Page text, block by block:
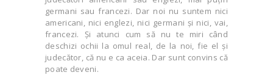
germani sau francezi. Dar noi nu suntem nici
americani, nici englezi, nici germani şi nici, vai,
francezi. Şi atunci cum să nu te miri când
deschizi ochii la omul real, de la noi, fie el şi
judecător, că nu e ca aceia. Dar sunt convins că
poate deveni.